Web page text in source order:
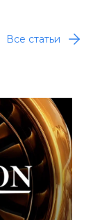
Все статьи